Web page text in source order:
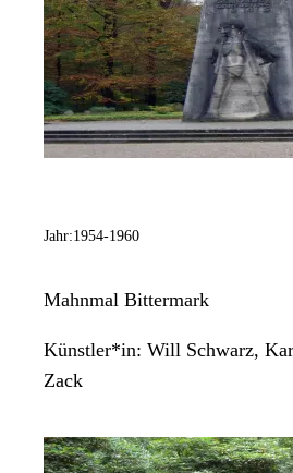
Jahr:1954-1960
Mahnmal Bittermark
Künstler*in: Will Schwarz,
Zack